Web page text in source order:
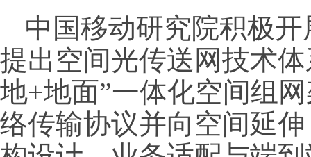
中国移动研究院积极
提出空间光传送网技术
地+地面”一体化空间组
络传输协议并向空间延